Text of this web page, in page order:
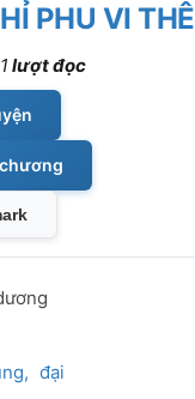
PHU VI THÊ
lượt đọc
đại